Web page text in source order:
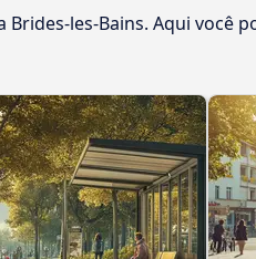
les-Bains. Aqui você